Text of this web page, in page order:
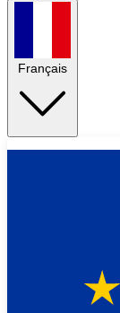
Français